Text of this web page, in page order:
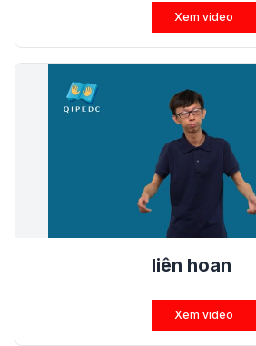
Xem video
liên hoan
Xem video